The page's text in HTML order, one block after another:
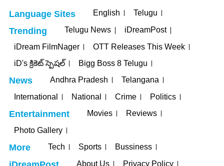
Language Sites English Telugu
Trending Telugu News
iDreamPost
iDream FilmNager
OTT Releases This Week
iD's క్రికెట్ స్పెషల్
Bigg Boss 8 Telugu
News Andhra Pradesh
Telangana
International
National Crime Politics
Entertainment Movies
Reviews
Photo Gallery
More Tech Sports Bussiness
About Us Privacy Policy